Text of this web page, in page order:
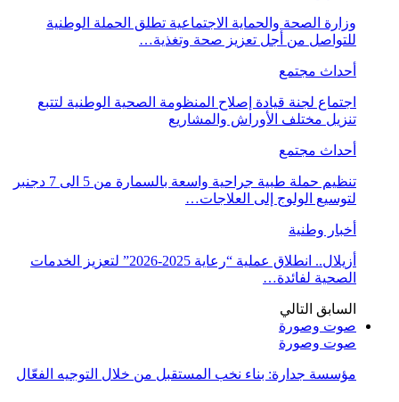
وزارة الصحة والحماية الاجتماعية تطلق الحملة الوطنية
للتواصل من أجل تعزيز صحة وتغذية…
أحداث مجتمع
اجتماع لجنة قيادة إصلاح المنظومة الصحية الوطنية لتتبع
تنزيل مختلف الأوراش والمشاريع
أحداث مجتمع
تنظيم حملة طبية جراحية واسعة بالسمارة من 5 الى 7 دجنبر
لتوسيع الولوج إلى العلاجات…
أخبار وطنية
أزيلال.. انطلاق عملية “رعاية 2025-2026” لتعزيز الخدمات
الصحية لفائدة…
السابق التالي
صوت وصورة
صوت وصورة
مؤسسة جدارة: بناء نخب المستقبل من خلال التوجيه الفعّال